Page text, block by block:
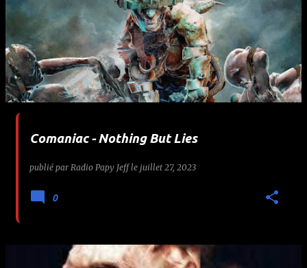
Comaniac - Nothing But Lies
publié par Radio Papy Jeff le juillet 27, 2023
0